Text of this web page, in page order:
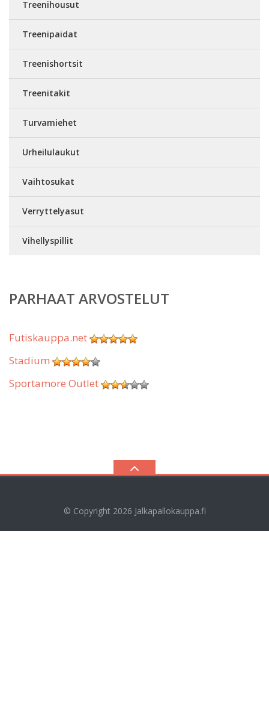
Treenihousut
Treenipaidat
Treenishortsit
Treenitakit
Turvamiehet
Urheilulaukut
Vaihtosukat
Verryttelyasut
Vihellyspillit
PARHAAT ARVOSTELUT
Futiskauppa.net
Stadium
Sportamore Outlet
© Copyright 2026 Jalkapallokauppa.fi